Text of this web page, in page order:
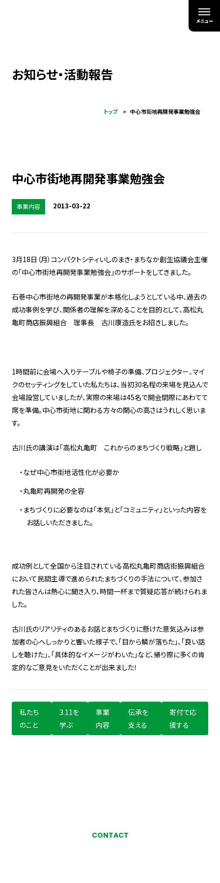
お知らせ・活動報告
トップ 中心市街地再開発事業勉強会
中心市街地再開発事業勉強会
事業内容 2013-03-22
3月18日（月）コンパクトシティいしのまき・まちなか創生協議会主催
の「中心市街地再開発事業勉強会」のサポートをしてきました。
石巻中心市街地の再開発事業が本格化しようとしている中、過去の
成功事例を学び、関係者の理解を深めることを目的として、高松丸
亀町商店振興組合 理事長 古川康造氏をお招きしました。
1時間前に会場へ入りテーブルや椅子の準備、プロジェクター、マイ
クのセッティングをしていた私たちは、当初30名程の来場を見込んで
会場設営していましたが、実際の来場は45名で開会間際にあわてて
席を準備。中心市街地に関わる方々の関心の高さはうれしく思いま
す。
古川氏の講演は「高松丸亀町 これからのまちづくり戦略」と題し
なぜ中心市街地活性化が必要か
丸亀町再開発の全容
まちづくりに必要なのは「本気」と「コミュニティ」といった内容を
お話しいただきました。
成功例として全国から注目されている高松丸亀町商店街振興組合
において民間主導で進められたまちづくりの手法について、参加さ
れた皆さんは熱心に聞き入り、時間一杯まで質疑応答が続けられま
した。
古川氏のリアリティのあるお話とまちづくりに懸けた意気込みは参
加者の心へしっかりと響いた様子で、「目から鱗が落ちた」、「良い話
しを聴けた」、「具体的なイメージがわいた」など、帰り際に多くの肯
定的なご意見をいただくことが出来ました！
私たち
のこと
3.11を
学ぶ
事業
内容
伝承を
支える
寄付で応
援する
CONTACT